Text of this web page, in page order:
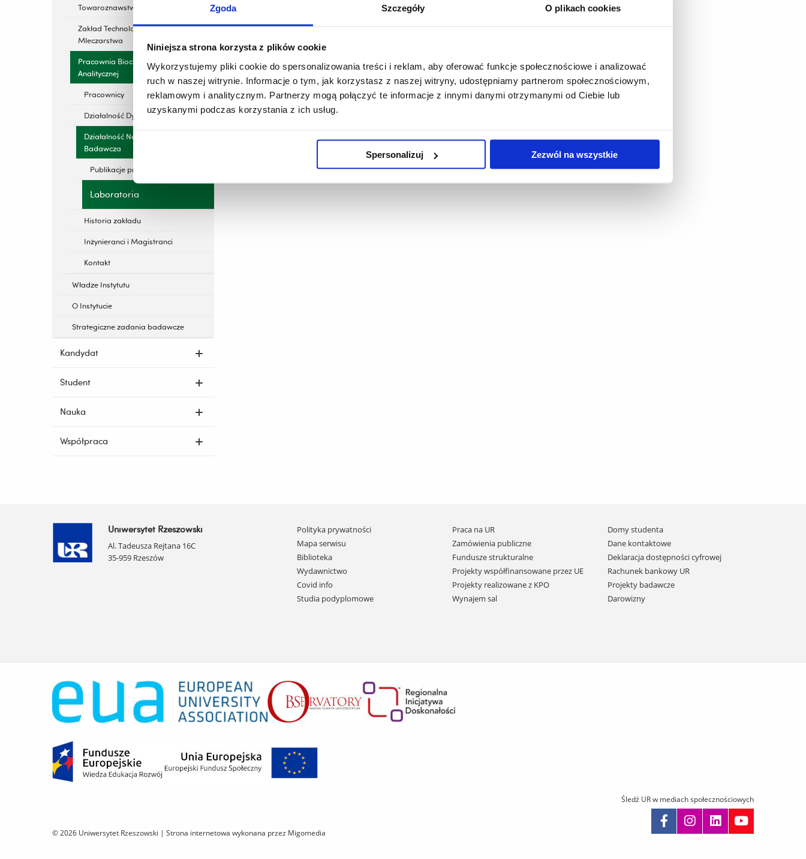
Zgoda Szczegóły O plikach cookies
Niniejsza strona korzysta z plików cookie
Wykorzystujemy pliki cookie do spersonalizowania treści i reklam, aby oferować funkcje społecznościowe i analizować
ruch w naszej witrynie. Informacje o tym, jak korzystasz z naszej witryny, udostępniamy partnerom społecznościowym,
reklamowym i analitycznym. Partnerzy mogą połączyć te informacje z innymi danymi otrzymanymi od Ciebie lub
uzyskanymi podczas korzystania z ich usług.
Spersonalizuj Zezwól na wszystkie
Towaroznawstwa Rolniczego
Zakład Technologii
Mleczarstwa
Pracownia Biochemii
Analitycznej
Pracownicy
Działalność Dydaktyczna
Działalność Naukowo-
Badawcza
Publikacje pracowników
Laboratoria
Historia zakładu
Inżynieranci i Magistranci
Kontakt
Władze Instytutu
O Instytucie
Strategiczne zadania badawcze
Kandydat
Student
Nauka
Współpraca
Uniwersytet Rzeszowski
Al. Tadeusza Rejtana 16C
35-959 Rzeszów
Pomiń
nawigację
i
przejdź
do
treści
Polityka prywatności
Mapa serwisu
Biblioteka
Wydawnictwo
Covid info
Studia podyplomowe
Praca na UR
Zamówienia publiczne
Fundusze strukturalne
Projekty współfinansowane przez UE
Projekty realizowane z KPO
Wynajem sal
Domy studenta
Dane kontaktowe
Deklaracja dostępności cyfrowej
Rachunek bankowy UR
Projekty badawcze
Darowizny
© 2026 Uniwersytet Rzeszowski | Strona internetowa wykonana przez Migomedia
Śledź UR w mediach społecznościowych